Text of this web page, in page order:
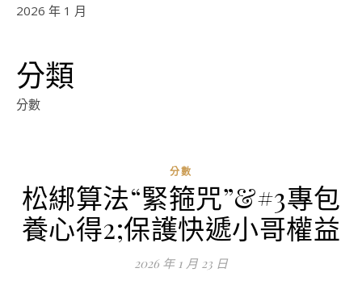
2026 年 1 月
分類
分數
分數
松綁算法“緊箍咒”&#3專包
養心得2;保護快遞小哥權益
2026 年 1 月 23 日